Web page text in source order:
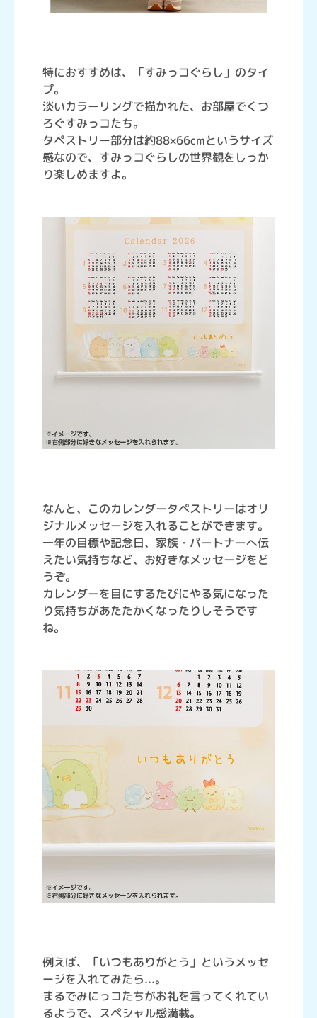
特におすすめは、「すみっコぐらし」のタイ
プ。
淡いカラーリングで描かれた、お部屋でくつ
ろぐすみっコたち。
タペストリー部分は約88×66cmというサイズ
感なので、すみっコぐらしの世界観をしっか
り楽しめますよ。
なんと、このカレンダータペストリーはオリ
ジナルメッセージを入れることができます。
一年の目標や記念日、家族・パートナーへ伝
えたい気持ちなど、お好きなメッセージをど
うぞ。
カレンダーを目にするたびにやる気になった
り気持ちがあたたかくなったりしそうです
ね。
例えば、「いつもありがとう」というメッセ
ージを入れてみたら...。
まるでみにっコたちがお礼を言ってくれてい
るようで、スペシャル感満載。